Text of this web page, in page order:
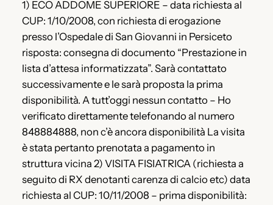
1) ECO ADDOME SUPERIORE – data richiesta al
CUP: 1/10/2008, con richiesta di erogazione
presso l’Ospedale di San Giovanni in Persiceto
risposta: consegna di documento “Prestazione in
lista d’attesa informatizzata”. Sarà contattato
successivamente e le sarà proposta la prima
disponibilità. A tutt’oggi nessun contatto – Ho
verificato direttamente telefonando al numero
848884888, non c’è ancora disponibilità La visita
è stata pertanto prenotata a pagamento in
struttura vicina 2) VISITA FISIATRICA (richiesta a
seguito di RX denotanti carenza di calcio etc) data
richiesta al CUP: 10/11/2008 – prima disponibilità: